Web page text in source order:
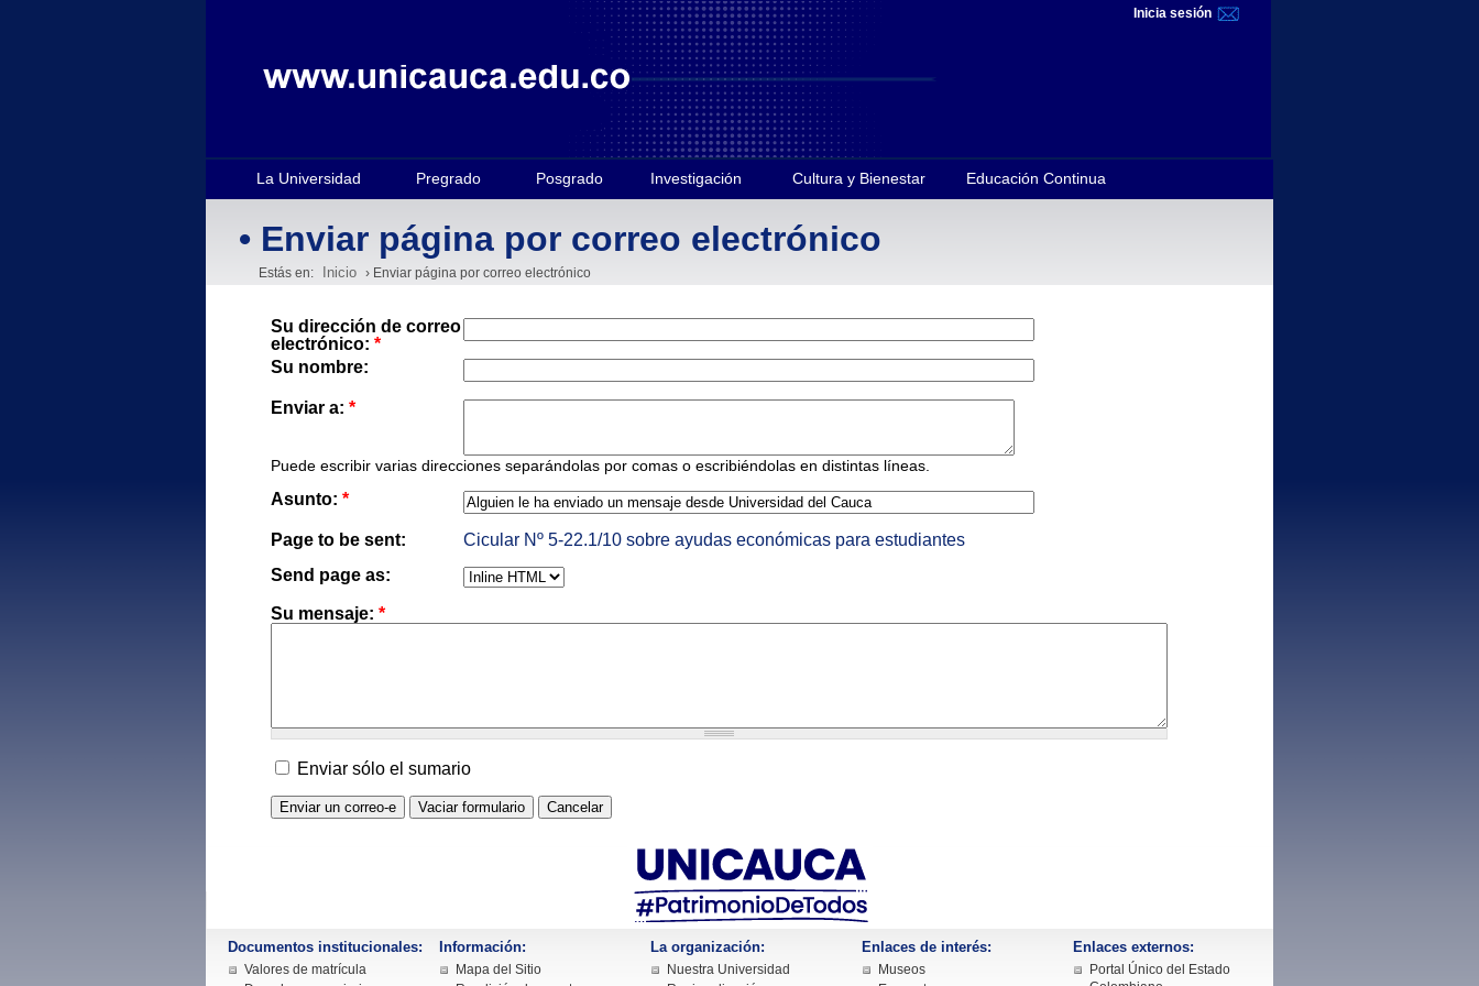
Inicia sesión
La Universidad Pregrado Posgrado Investigación Cultura y Bienestar Educación Continua
• Enviar página por correo electrónico
Estás en: Inicio › Enviar página por correo electrónico
Su dirección de correo
electrónico: *
Su nombre:
Enviar a: *
Puede escribir varias direcciones separándolas por comas o escribiéndolas en distintas líneas.
Asunto: *
Page to be sent:
Cicular Nº 5-22.1/10 sobre ayudas económicas para estudiantes
Send page as:
Su mensaje: *
Enviar sólo el sumario
Documentos institucionales:
Valores de matrícula
Información:
Mapa del Sitio
La organización:
Nuestra Universidad
Enlaces de interés:
Museos
Enlaces externos:
Portal Único del Estado